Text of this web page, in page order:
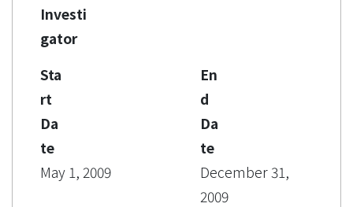
Investi
gator
Sta
rt
Da
te
May 1, 2009
En
d
Da
te
December 31,
2009